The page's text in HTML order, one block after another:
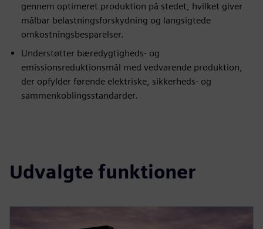
gennem optimeret produktion på stedet, hvilket giver
målbar belastningsforskydning og langsigtede
omkostningsbesparelser.
Understøtter bæredygtigheds- og
emissionsreduktionsmål med vedvarende produktion,
der opfylder førende elektriske, sikkerheds- og
sammenkoblingsstandarder.
Udvalgte funktioner